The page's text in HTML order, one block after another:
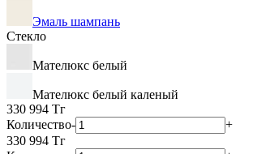
Эмаль шампань
Стекло
Мателюкс белый
Мателюкс белый каленый
330 994 Тг
Количество-
+
330 994 Тг